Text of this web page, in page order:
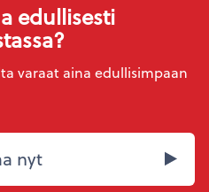
edullisesti
varaat aina edullisimpaan
nyt